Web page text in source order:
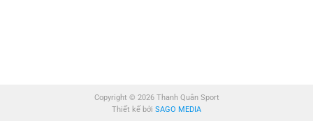
Copyright © 2026 Thanh Quân Sport
Thiết kế bởi SAGO MEDIA